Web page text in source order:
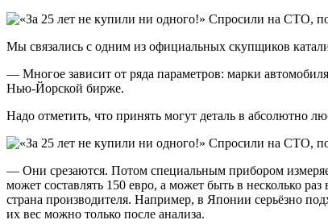
Мы связались с одним из официальных скупщиков
— Многое зависит от ряда параметров: марки
Нью-Йорской бирже.
Надо отметить, что принять могут деталь в абсолютно
— Они срезаются. Потом специальным прибором
может составлять 150 евро, а может быть в несколько
страна производителя. Например, в Японии серьёзно
их вес можно только после анализа.